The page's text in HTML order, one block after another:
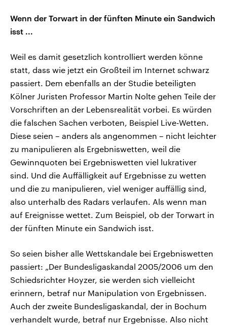
Wenn der Torwart in der fünften Minute ein Sandwich
isst ...
Weil es damit gesetzlich kontrolliert werden könne
statt, dass wie jetzt ein Großteil im Internet schwarz
passiert. Dem ebenfalls an der Studie beteiligten
Kölner Juristen Professor Martin Nolte gehen Teile der
Vorschriften an der Lebensrealität vorbei. Es würden
die falschen Sachen verboten, Beispiel Live-Wetten.
Diese seien – anders als angenommen – nicht leichter
zu manipulieren als Ergebniswetten, weil die
Gewinnquoten bei Ergebniswetten viel lukrativer
sind. Und die Auffälligkeit auf Ergebnisse zu wetten
und die zu manipulieren, viel weniger auffällig sind,
also unterhalb des Radars verlaufen. Als wenn man
auf Ereignisse wettet. Zum Beispiel, ob der Torwart in
der fünften Minute ein Sandwich isst.
So seien bisher alle Wettskandale bei Ergebniswetten
passiert: „Der Bundesligaskandal 2005/2006 um den
Schiedsrichter Hoyzer, sie werden sich vielleicht
erinnern, betraf nur Manipulation von Ergebnissen.
Auch der zweite Bundesligaskandal, der in Bochum
verhandelt wurde, betraf nur Ergebnisse. Also nicht